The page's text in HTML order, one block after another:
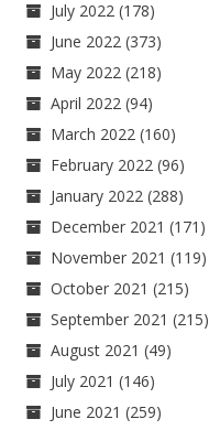
July 2022 (178)
June 2022 (373)
May 2022 (218)
April 2022 (94)
March 2022 (160)
February 2022 (96)
January 2022 (288)
December 2021 (171)
November 2021 (119)
October 2021 (215)
September 2021 (215)
August 2021 (49)
July 2021 (146)
June 2021 (259)